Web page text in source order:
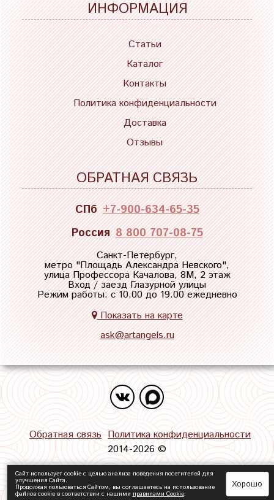
ИНФОРМАЦИЯ
Статьи
Каталог
Контакты
Политика конфиденциальности
Доставка
Отзывы
ОБРАТНАЯ СВЯЗЬ
СПб +7-900-634-65-35
Россия 8 800 707-08-75
Санкт-Петербург,
метро "Площадь Александра Невского",
улица Профессора Качалова, 8М, 2 этаж
Вход / заезд Глазурной улицы
Режим работы: с 10.00 до 19.00 ежедневно
Показать на карте
ask@artangels.ru
Обратная связь Политика конфиденциальности
2014-2026 ©
Сайт использует cookie с целью анализа поведения посетителей для
улучшения Сайта.
Продолжая пользоваться Сайтом, вы соглашаетесь на использование
файлов cookie в соответствии с нашими правилами Сookie.
Хорошо